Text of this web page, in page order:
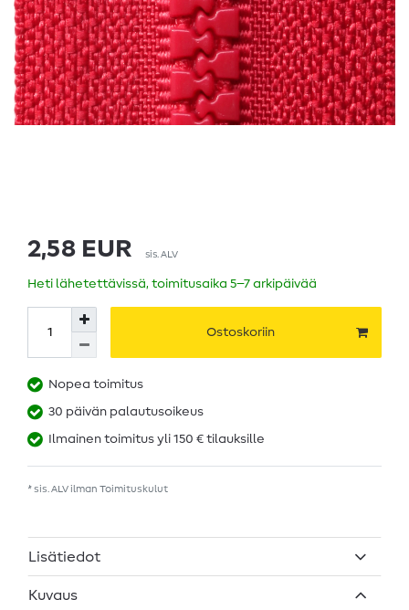
2,58 EUR sis. ALV
Heti lähetettävissä, toimitusaika 5–7 arkipäivää
Ostoskoriin
Nopea toimitus
30 päivän palautusoikeus
Ilmainen toimitus yli 150 € tilauksille
* sis. ALV ilman Toimituskulut
Lisätiedot
Kuvaus